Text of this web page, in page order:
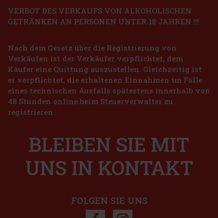
ALEXANDRION Brazilian Coffee 25% 0,7 l
AUF LAGER(4 st)
ALEXANDRION Brazilian Coffee ist eine einzigartige Kombination
aus dem ausgeprägten Geschmack frisch gerösteten
brasilianischen Kaffees und dem fein raffinierten Charakter des
Brandy Alexandrion Original. Diese harmonische Kombination
sorgt für ein p
9.91€ ohne VAT 11.99 €
Bestellen
Horvath's Pistazien-Crem-Likör 17% 0,7 l
AUF LAGER
alle Liebhaber süßer, samtig-weicher Getränke anspricht. Dank
seiner feinen Konsistenz und seinem geringen Alkoholgehalt
Bestellen
VERBOT DES VERKAUFS VON ALKOHOLISCHEN
GETRÄNKEN AN PERSONEN UNTER 18 JAHREN !!!
Nach dem Gesetz über die Registrierung von
Verkäufen ist der Verkäufer verpflichtet, dem
Käufer eine Quittung auszustellen. Gleichzeitig ist
er verpflichtet, die erhaltenen Einnahmen im Falle
eines technischen Ausfalls spätestens innerhalb von
48 Stunden online beim Steuerverwalter zu
registrieren.
BLEIBEN SIE MIT
UNS IN KONTAKT
FOLGEN SIE UNS